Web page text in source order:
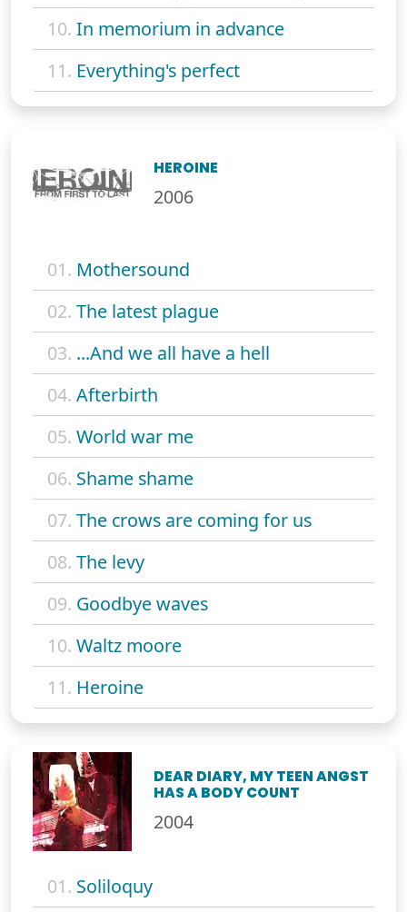
10. In memorium in advance
11. Everything's perfect
HEROINE
2006
01. Mothersound
02. The latest plague
03. ...And we all have a hell
04. Afterbirth
05. World war me
06. Shame shame
07. The crows are coming for us
08. The levy
09. Goodbye waves
10. Waltz moore
11. Heroine
DEAR DIARY, MY TEEN ANGST
HAS A BODY COUNT
2004
01. Soliloquy